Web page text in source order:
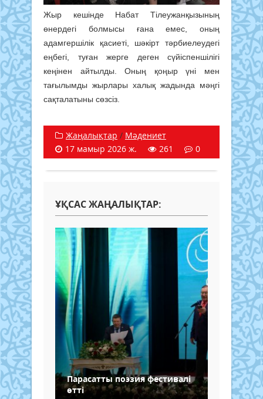
Жыр кешінде Набат Тілеужанқызының
өнердегі болмысы ғана емес, оның
адамгершілік қасиеті, шәкірт тәрбиелеудегі
еңбегі, туған жерге деген сүйіспеншілігі
кеңінен айтылды. Оның қоңыр үні мен
тағылымды жырлары халық жадында мәңгі
сақталатыны сөзсіз.
Жаңалықтар / Мәдениет
17 мамыр 2026 ж.
261 0
ҰҚСАС ЖАҢАЛЫҚТАР:
Парасатты поэзия фестивалі
өтті